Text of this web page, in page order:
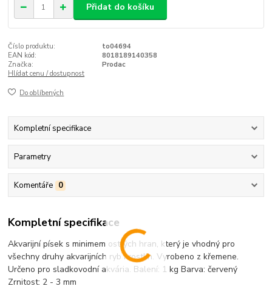
Přidat do košíku
Číslo produktu:
to04694
EAN kód:
8018189140358
Značka:
Prodac
Hlídat cenu / dostupnost
Do oblíbených
Kompletní specifikace
Parametry
Komentáře 0
Kompletní specifikace
Akvarijní písek s minimem ostrých hran, který je vhodný pro
všechny druhy akvarijních ryb i rostlin. Vyrobeno z křemene.
Určeno pro sladkovodní akvária. Balení: 1 kg Barva: červený
Zrnitost: 2 - 3 mm